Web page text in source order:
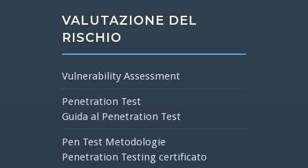
VALUTAZIONE DEL
RISCHIO
Vulnerability Assessment
Penetration Test
Guida al Penetration Test
Pen Test Metodologie
Penetration Testing certificato